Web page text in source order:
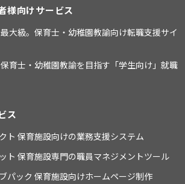
様向けサービス
大級。保育士・幼稚園教諭向け転職支援サイ
育士・幼稚園教諭を目指す「学生向け」就職
ス
ト 保育施設向けの業務支援システム
ト 保育施設専門の職員マネジメントツール
パック 保育施設向けホームページ制作